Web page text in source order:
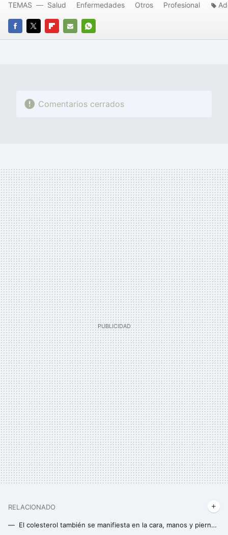
FACEBOOK
TWITTERFLIPBOARD
E-
WHATSAPP
TEMAS Salud Enfermedades Otros Profesional
Comentarios cerrados
RELACIONADO
El colesterol también se manifiesta en la cara, manos y piernas: cuáles son los signos y cómo reconocerlos